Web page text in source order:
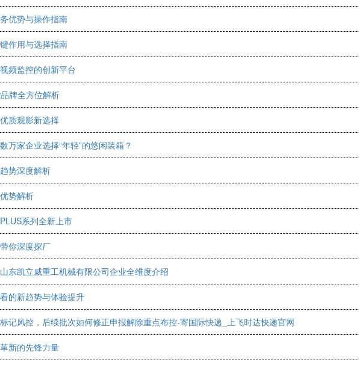
优势与操作指南
作用与选择指南
频监控的创新平台
牌全方位解析
质观影新选择
万家企业选择“年轻”的悠闲装箱？
势深度解析
势解析
系列全新上市
你深度探厂
东凯立威重工机械有限公司企业全维度介绍
的新趋势与体验提升
记风控，后续批次如何修正申报解除重点布控-寄国际快递_上飞时达快递官网
新的先锋力量